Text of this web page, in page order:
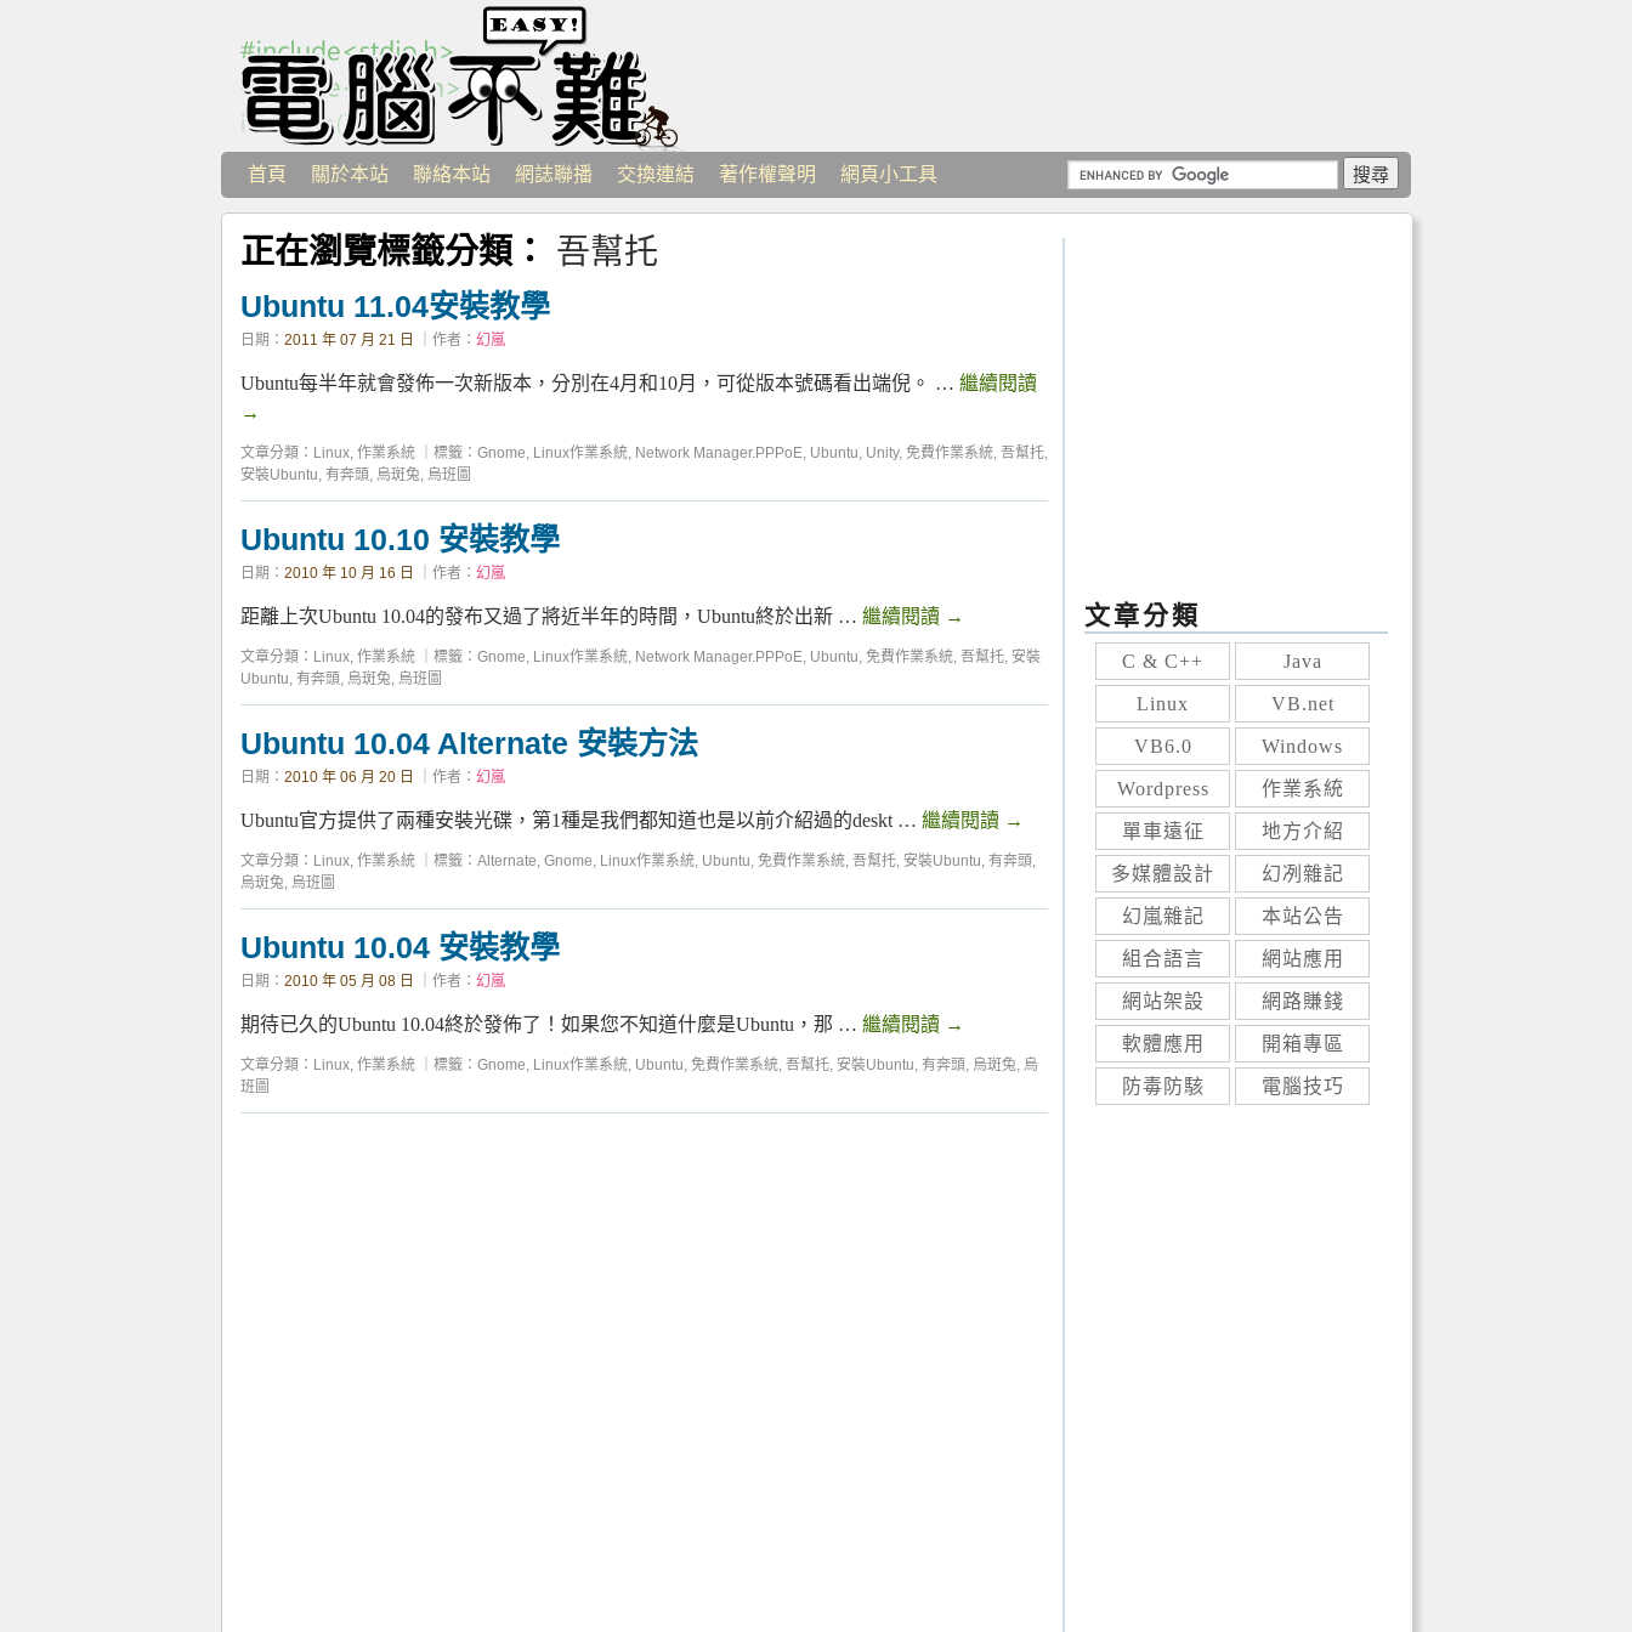
首頁 關於本站 聯絡本站 網誌聯播 交換連結 著作權聲明 網頁小工具
正在瀏覽標籤分類： 吾幫托
Ubuntu 11.04安裝教學
日期： 2011 年 07 月 21 日 ｜作者： 幻嵐
Ubuntu每半年就會發佈一次新版本，分別在4月和10月，可從版本號碼看出端倪。 … 繼續閱讀
→
文章分類： Linux, 作業系統 標籤： Gnome, Linux作業系統, Network Manager.PPPoE, Ubuntu, Unity, 免費作業系統, 吾幫托,
安裝Ubuntu, 有奔頭, 烏斑兔, 烏班圖
Ubuntu 10.10 安裝教學
日期： 2010 年 10 月 16 日 ｜作者： 幻嵐
距離上次Ubuntu 10.04的發布又過了將近半年的時間，Ubuntu終於出新 … 繼續閱讀 →
文章分類： Linux, 作業系統 標籤： Gnome, Linux作業系統, Network Manager.PPPoE, Ubuntu, 免費作業系統, 吾幫托, 安裝
Ubuntu, 有奔頭, 烏斑兔, 烏班圖
Ubuntu 10.04 Alternate 安裝方法
日期： 2010 年 06 月 20 日 ｜作者： 幻嵐
Ubuntu官方提供了兩種安裝光碟，第1種是我們都知道也是以前介紹過的deskt … 繼續閱讀 →
文章分類： Linux, 作業系統 標籤： Alternate, Gnome, Linux作業系統, Ubuntu, 免費作業系統, 吾幫托, 安裝Ubuntu, 有奔頭,
烏斑兔, 烏班圖
Ubuntu 10.04 安裝教學
日期： 2010 年 05 月 08 日 ｜作者： 幻嵐
期待已久的Ubuntu 10.04終於發佈了！如果您不知道什麼是Ubuntu，那 … 繼續閱讀 →
文章分類： Linux, 作業系統 標籤： Gnome, Linux作業系統, Ubuntu, 免費作業系統, 吾幫托, 安裝Ubuntu, 有奔頭, 烏斑兔, 烏
班圖
文章分類
C & C++ Java
Linux VB.net
VB6.0 Windows
Wordpress 作業系統
單車遠征 地方介紹
多媒體設計 幻冽雜記
幻嵐雜記 本站公告
組合語言 網站應用
網站架設 網路賺錢
軟體應用 開箱專區
防毒防駭 電腦技巧